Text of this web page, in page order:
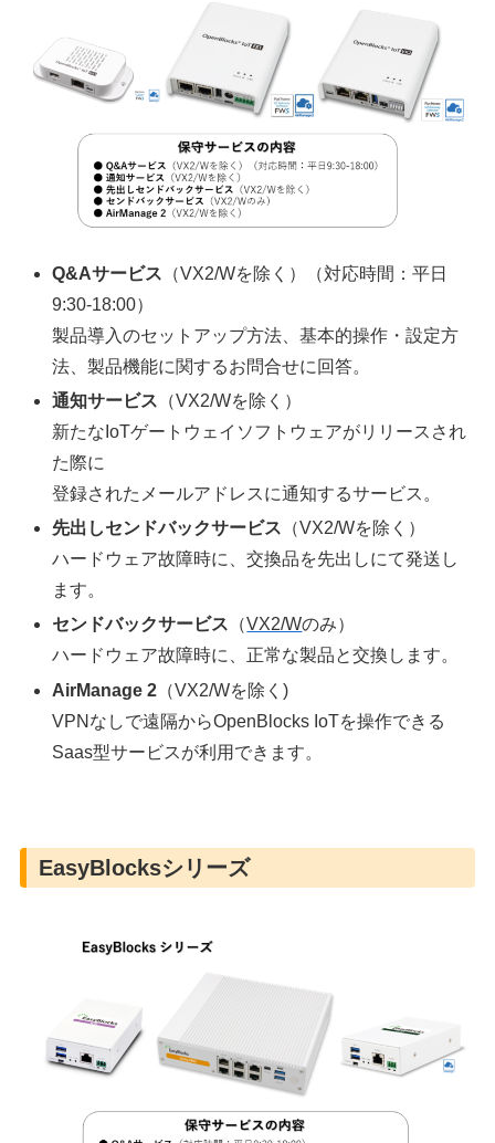
Q&Aサービス （VX2/Wを除く）（対応時間：平日
9:30-18:00）
製品導入のセットアップ方法、基本的操作・設定方
法、製品機能に関するお問合せに回答。
通知サービス （VX2/Wを除く）
新たなIoTゲートウェイソフトウェアがリリースされ
た際に
登録されたメールアドレスに通知するサービス。
先出しセンドバックサービス （VX2/Wを除く）
ハードウェア故障時に、交換品を先出しにて発送し
ます。
センドバックサービス （VX2/Wのみ）
ハードウェア故障時に、正常な製品と交換します。
AirManage 2 （VX2/Wを除く)
VPNなしで遠隔からOpenBlocks IoTを操作できる
Saas型サービスが利用できます。
EasyBlocksシリーズ